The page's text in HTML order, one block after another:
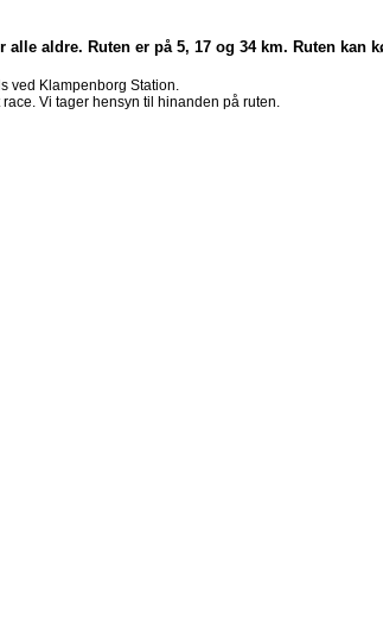
aldre. Ruten er på 5, 17 og 34 km. Ruten kan
ved Klampenborg Station.
Vi tager hensyn til hinanden på ruten.